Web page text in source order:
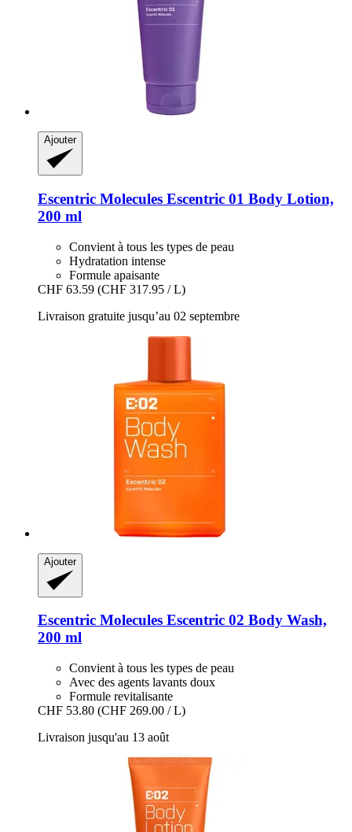
Ajouter
Escentric Molecules Escentric 01 Body Lotion,
200 ml
Convient à tous les types de peau
Hydratation intense
Formule apaisante
CHF 63.59 (CHF 317.95 / L)
Livraison gratuite jusqu’au 02 septembre
Ajouter
Escentric Molecules Escentric 02 Body Wash,
200 ml
Convient à tous les types de peau
Avec des agents lavants doux
Formule revitalisante
CHF 53.80 (CHF 269.00 / L)
Livraison jusqu'au 13 août